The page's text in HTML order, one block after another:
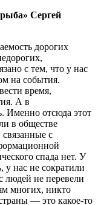
Сергей
дорогих
с тем, что у нас
на события.
время,
А в
Именно отсюда этот
в обществе
с
спада нет. У
у нас не сократили
людей не перевели
многих, никто
— это какое-то